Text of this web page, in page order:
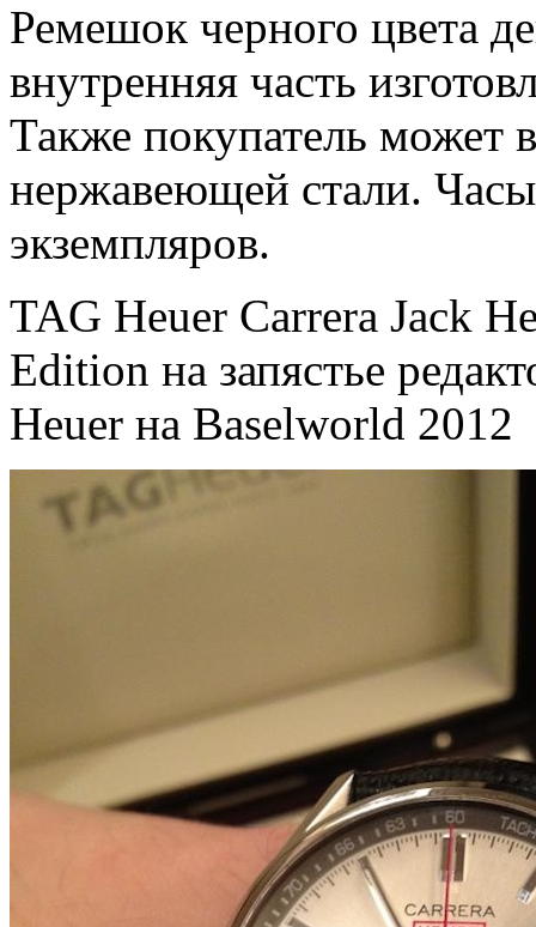
Ремешок черного цвета
внутренняя часть
Также покупатель может
нержавеющей стали.
экземпляров.
TAG Heuer Carrera Jack
Edition на запястье
Heuer на Baselworld 2012